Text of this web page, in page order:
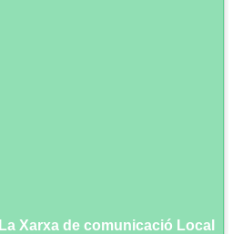
La Xarxa de comunicació Local